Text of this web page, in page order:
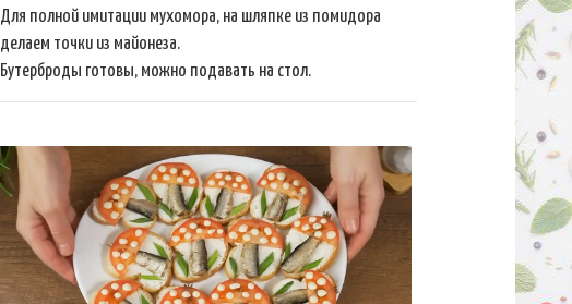
Для полной имитации мухомора, на шляпке из помидора
делаем точки из майонеза.
Бутерброды готовы, можно подавать на стол.